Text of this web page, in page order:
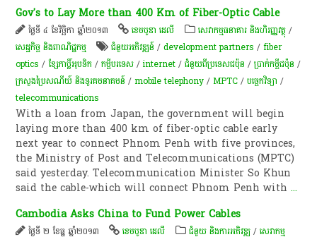
Gov's to Lay More than 400 Km of Fiber-Optic Cable
ថ្ងៃទី ៤ ខែវិច្ឆិកា ឆ្នាំ២០១៣ ខេមបូឌា ដេលី សេវាកម្មធនាគារ និងហិរញ្ញវត្ថុ /
សេដ្ឋកិច្ច និងពាណិជ្ជកម្ម
ជំនួយអភិវឌ្ឍន៍ /development partners /fiber
optics /​ខ្សែកាប្លិ៍​អុបទិក /កម្ចីបរទេស​ /internet /ជំនួយពីប្រទេសជប៉ុន /ប្រាក់កម្ចីជប៉ុន /
ក្រសួង​ប្រៃសណីយ៍ និងទូរគមនាគមន៍ /mobile telephony /MPTC /បច្ចេកវិទ្យា /
telecommunications
With a loan from Japan, the government will begin
laying more than 400 km of fiber-optic cable early
next year to connect Phnom Penh with five provinces,
the Ministry of Post and Telecommunications (MPTC)
said yesterday. Telecommunication Minister So Khun
said the cable-which will connect Phnom Penh with...
Cambodia Asks China to Fund Power Cables
ថ្ងៃទី ២ ខែធ្នូ ឆ្នាំ២០១៣ ខេមបូឌា ដេលី ជំនួយ និងការអភិវឌ្ឍ /សេវាកម្ម